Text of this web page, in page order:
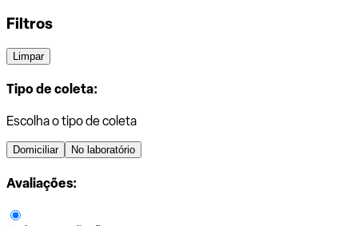
Filtros
Limpar
Tipo de coleta:
Escolha o tipo de coleta
Domiciliar No laboratório
Avaliações: